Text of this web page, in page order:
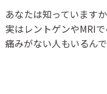
あなたは知っています
実はレントゲンやMRI
痛みがない人もいるんで